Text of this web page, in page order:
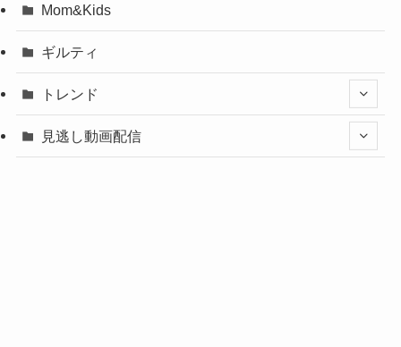
Mom&Kids
ギルティ
トレンド
見逃し動画配信